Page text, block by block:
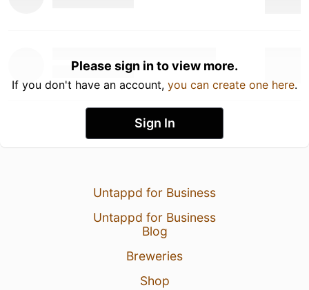
Please sign in to view more.
If you don't have an account, you can create one here.
Sign In
Untappd for Business
Untappd for Business
Blog
Breweries
Shop